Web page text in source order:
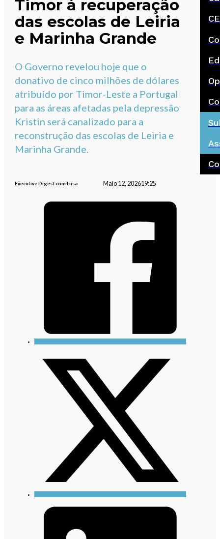
Timor à recuperação
das escolas de Leiria
e Marinha Grande
O Governo revelou hoje que o
donativo de cinco milhões de dólares
atribuído por Timor-Leste a Portugal
para as áreas afetadas pela depressão
Kristin será canalizado para a
reconstrução das escolas de Leiria e
Marinha Grande.
Executive Digest com Lusa Maio 12, 202619:25